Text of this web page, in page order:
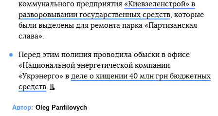
коммунального предприятия «Киевзеленстрой» в
разворовывании государственных средств, которые
были выделены для ремонта парка «Партизанская
слава».
Перед этим полиция проводила обыски в офисе
«Национальной энергетической компании
«Укрэнерго» в деле о хищении 40 млн грн бюджетных
средств.
Автор: Oleg Panfilovych